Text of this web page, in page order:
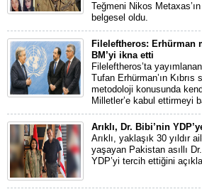
Teğmeni Nikos
belgesel oldu.
Fileleftheros: Erhürman
BM’yi ikna etti
Fileleftheros’ta
Tufan Erhürman’ın
metodoloji konusunda
Milletler’e kabul ettirmeyi
Arıklı, Dr. Bibi’nin
Arıklı, yaklaşık 30 yıldır
yaşayan Pakistan asıllı
YDP’yi tercih ettiğini